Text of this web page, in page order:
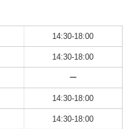
14:30-18:00
14:30-18:00
ー
14:30-18:00
14:30-18:00